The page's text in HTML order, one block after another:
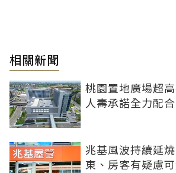
相關新聞
桃園置地廣場超
人壽承諾全力配合
兆基風波持續延
東、房客有疑慮